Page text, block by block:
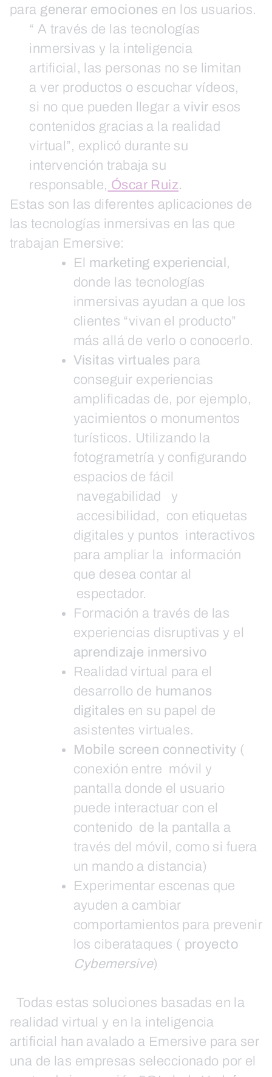
para generar emociones en los usuarios.
“ A través de las tecnologías
inmersivas y la inteligencia
artificial, las personas no se limitan
a ver productos o escuchar vídeos,
si no que pueden llegar a vivir esos
contenidos gracias a la realidad
virtual”, explicó durante su
intervención trabaja su
responsable, Óscar Ruiz.
Estas son las diferentes aplicaciones de
las tecnologías inmersivas en las que
trabajan Emersive:
El marketing experiencial ,
donde las tecnologías
inmersivas ayudan a que los
clientes “vivan el producto”
más allá de verlo o conocerlo.
Visitas virtuales para
conseguir experiencias
amplificadas de, por ejemplo,
yacimientos o monumentos
turísticos. Utilizando la
fotogrametría y configurando
espacios de fácil
navegabilidad y
accesibilidad, con etiquetas
digitales y puntos interactivos
para ampliar la información
que desea contar al
espectador.
Formación a través de las
experiencias disruptivas y el
aprendizaje inmersivo
Realidad virtual para el
desarrollo de humanos
digitales en su papel de
asistentes virtuales.
Mobile screen connectivity (
conexión entre móvil y
pantalla donde el usuario
puede interactuar con el
contenido de la pantalla a
través del móvil, como si fuera
un mando a distancia)
Experimentar escenas que
ayuden a cambiar
comportamientos para prevenir
los ciberataques ( proyecto
Cybemersive)
Todas estas soluciones basadas en la
realidad virtual y en la inteligencia
artificial han avalado a Emersive para ser
una de las empresas seleccionado por el